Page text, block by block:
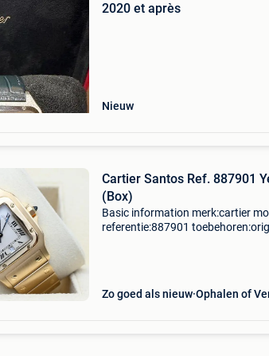
2020 et après
Nieuw
Cartier Santos Ref. 887901
(Box)
Basic information merk:cartier
referentie:887901
Zo goed als nieuw Ophalen of